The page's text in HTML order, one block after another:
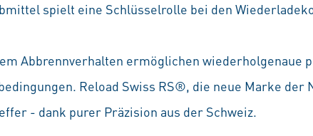
spielt eine Schlüsselrolle bei den
Abbrennverhalten ermöglichen wiederholgenaue
Reload Swiss RS®, die neue Marke der
- dank purer Präzision aus der Schweiz.